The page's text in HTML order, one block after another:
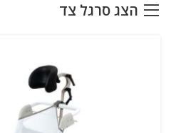
הצג סרגל צד